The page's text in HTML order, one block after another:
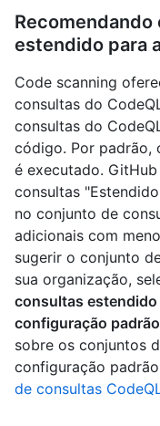
estendido para
Code scanning
consultas do
consultas do
código. Por padrão,
é executado.
consultas
no conjunto de
adicionais com
sugerir o conjunto
sua organização,
consultas
configuração padrão
sobre os conjuntos
configuração
de consultas